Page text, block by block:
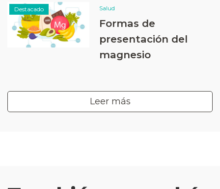
Destacado Salud
Formas de
presentación del
magnesio
Leer más